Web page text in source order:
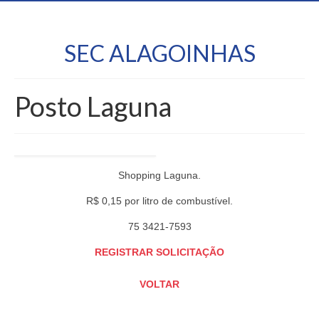
SEC ALAGOINHAS
Posto Laguna
Shopping Laguna.
R$ 0,15 por litro de combustível.
75 3421-7593
REGISTRAR SOLICITAÇÃO
VOLTAR